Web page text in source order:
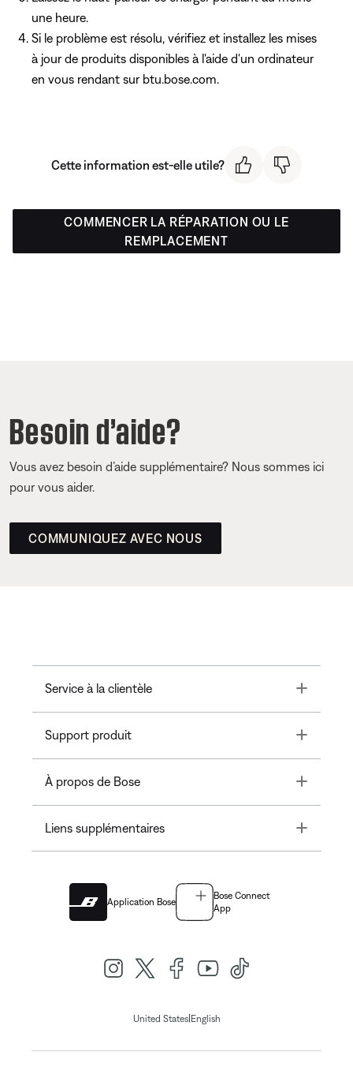
une heure.
Si le problème est résolu, vérifiez et installez les mises
à jour de produits disponibles à l'aide d'un ordinateur
en vous rendant sur btu.bose.com.
Cette information est-elle utile?
COMMENCER LA RÉPARATION OU LE
REMPLACEMENT
Besoin d’aide?
Vous avez besoin d’aide supplémentaire? Nous sommes ici
pour vous aider.
COMMUNIQUEZ AVEC NOUS
Service à la clientèle Toggle
Support produit Toggle
À propos de Bose Toggle
Liens supplémentaires Toggle
Application Bose
Bose Connect
App
United States| English